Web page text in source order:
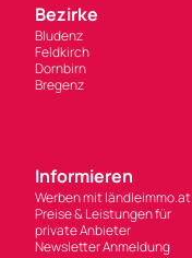
Bezirke
Bludenz
Feldkirch
Dornbirn
Bregenz
Informieren
Werben mit ländleimmo.at
Preise & Leistungen für
private Anbieter
Newsletter Anmeldung